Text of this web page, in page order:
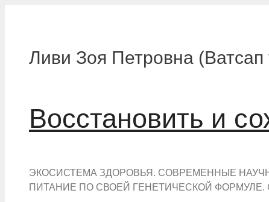
Ливи Зоя Петровна
Восстановить и
ЭКОСИСТЕМА ЗДОРОВЬЯ. СОВРЕМЕННЫЕ
ПИТАНИЕ ПО СВОЕЙ ГЕНЕТИЧЕСКОЙ